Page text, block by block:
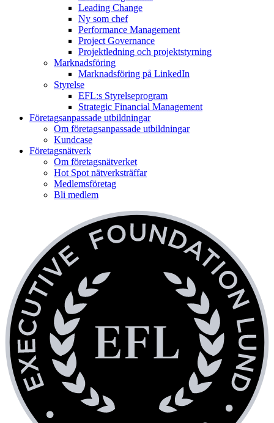
Leading Change
Ny som chef
Performance Management
Project Governance
Projektledning och projektstyrning
Marknadsföring
Marknadsföring på LinkedIn
Styrelse
EFL:s Styrelseprogram
Strategic Financial Management
Företagsanpassade utbildningar
Om företagsanpassade utbildningar
Kundcase
Företagsnätverk
Om företagsnätverket
Hot Spot nätverksträffar
Medlemsföretag
Bli medlem